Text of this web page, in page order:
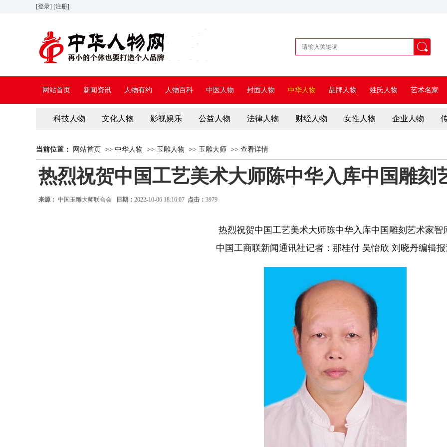
[登录] [注册]
网站首页 新闻资讯 人物有约 人物百科 中医人物 封面人物 中华人物 品牌人物 姓氏人物 艺术名家
科技人物 文化人物 影视娱乐 公益人物 法律人物 财经人物 女性人物 企业人物
当前位置： 网站首页 >> 中华人物 >> 玉雕人物 >> 玉雕大师 >> 查看详情
热烈祝贺中国工艺美术大师陈中华入库中国雕刻
来源： 中国玉雕大师联合会 日期： 2022-10-06 18:16:07 点击： 3979
热烈祝贺中国工艺美术大师陈中华入库中国雕刻艺术家智
中国工商联新闻通讯社记者：那桂付 吴怡欣 刘晓丹编辑